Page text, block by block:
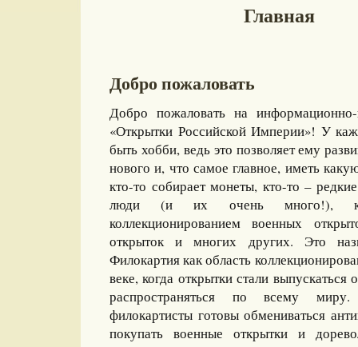
Главная
Добро пожаловать
Добро пожаловать на информационно-
«Открытки Российской Империи»! У
быть хобби, ведь это позволяет ему
нового и, что самое главное, иметь
кто-то собирает монеты, кто-то –
люди (и их очень много!),
коллекционированием военных
открыток и многих других. Это
Филокартия как область
веке, когда открытки стали
распространяться по всему
филокартисты готовы обмениваться
покупать военные открытки и